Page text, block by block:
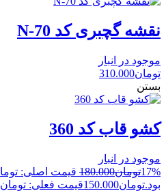
نقشه گچبری کد N-70
موجود در انبار
تومان310.000
بستن
کشو قاب کد 360
موجود در انبار
17%تومان180.000
بود.تومان150.000قیمت فعلی: تومان150.000.